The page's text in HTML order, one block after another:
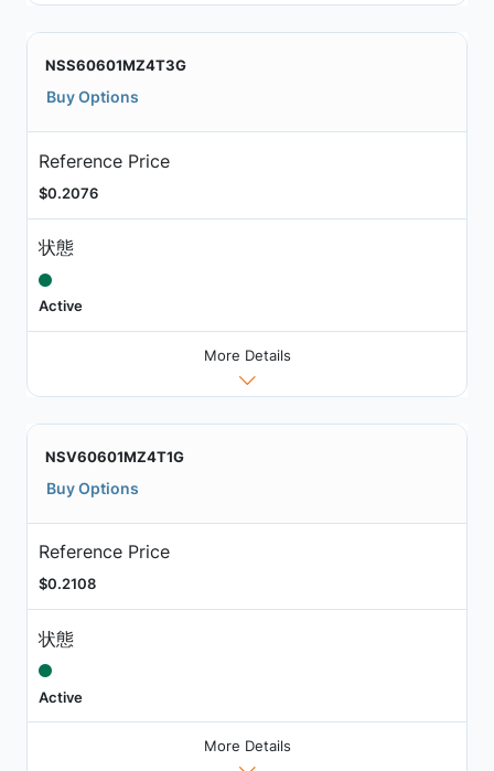
NSS60601MZ4T3G
Buy Options
Reference Price
$0.2076
状態
Active
More Details
NSV60601MZ4T1G
Buy Options
Reference Price
$0.2108
状態
Active
More Details